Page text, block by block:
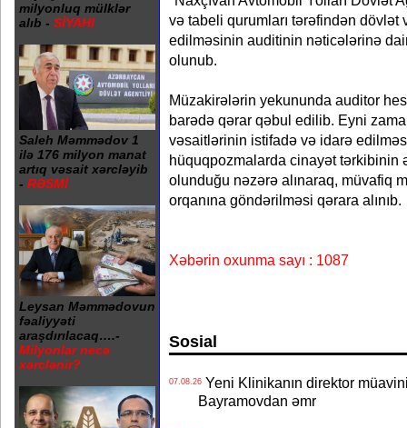
milyonluq mülklər
alıb - SİYAHI
Saleh Məmmədov 1
ilə 176 milyon manat
artıq vəsait xərcləyib
- RƏSMİ
Leysan Məmmədovun
fəaliyyəti
araşdırılacaq….-
Milyonlar necə
xərclənir?
və tabeli qurumları tərəfindən
edilməsinin auditinin nəticələrinə
olunub.
Müzakirələrin yekununda auditor
barədə qərar qəbul edilib. Eyni
vəsaitlərinin istifadə və idarə
hüquqpozmalarda cinayət tərkibinin
olunduğu nəzərə alınaraq, müvafiq
orqanına göndərilməsi qərara alınıb.
Xəbərin oxunma sayı : 1087
Sosial
07.08.26Yeni Klinikanın direktor müavini
Bayramovdan əmr